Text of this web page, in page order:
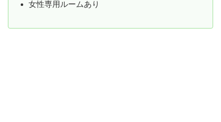
女性専用ルームあり